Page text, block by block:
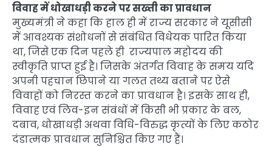
विवाह में धोखाधड़ी करने पर सख्ती का प्रावधान
मुख्यमंत्री ने कहा कि हाल ही में राज्य सरकार ने यूसीसी
में आवश्यक संशोधनों से संबंधित विधेयक पारित किया
था, जिसे एक दिन पहले ही राज्यपाल महोदय की
स्वीकृति प्राप्त हुई है। जिसके अंतर्गत विवाह के समय यदि
अपनी पहचान छिपाने या गलत तथ्य बताने पर ऐसे
विवाहों को निरस्त करने का प्रावधान है। इसके साथ ही,
विवाह एवं लिव-इन संबंधों में किसी भी प्रकार के बल,
दबाव, धोखाधड़ी अथवा विधि-विरुद्ध कृत्यों के लिए कठोर
दंडात्मक प्रावधान सुनिश्चित किए गए हैं।